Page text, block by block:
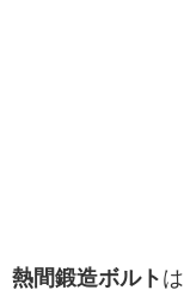
熱間鍛造ボルトは